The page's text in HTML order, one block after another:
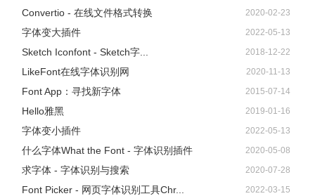
Convertio - 在线文件格式转换 2020-02-23
字体变大插件 2022-05-13
Sketch Iconfont - Sketch字... 2018-12-22
LikeFont在线字体识别网 2020-11-13
Font App：寻找新字体 2015-07-14
Hello雅黑 2019-01-16
字体变小插件 2022-05-13
什么字体What the Font - 字体识别插件 2020-05-08
求字体 - 字体识别与搜索 2020-07-28
Font Picker - 网页字体识别工具Chr... 2022-03-15